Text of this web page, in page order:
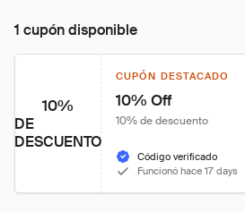
1 cupón disponible
10%
DE
DESCUENTO
CUPÓN DESTACADO
10% Off
10% de descuento
Código verificado
Funcionó hace 17 days